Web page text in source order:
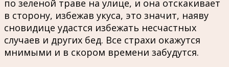
по зеленой траве на улице, и она отскакивает
в сторону, избежав укуса, это значит, наяву
сновидице удастся избежать несчастных
случаев и других бед. Все страхи окажутся
мнимыми и в скором времени забудутся.